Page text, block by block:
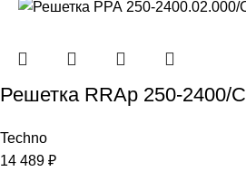
Решетка RRAp 250-2400/С
Techno
14 489 ₽